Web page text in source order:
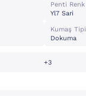
Penti Renk
Yl7 Sari
Kumaş Tipi
Dokuma
+3